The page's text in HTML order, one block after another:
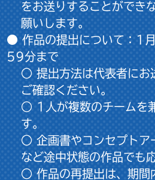
をお送りすることができ
願いします。
● 作品の提出について： 1
59分まで
○ 提出方法は代表者にお
ご確認ください。
○ 1人が複数のチームを
す。
○ 企画書やコンセプトア
など途中状態の作品でも
○ 作品の再提出は、期間